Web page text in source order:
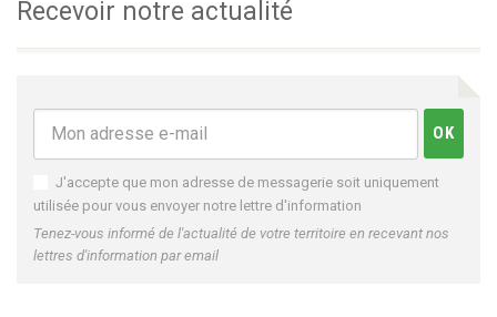
Recevoir notre actualité
J'accepte que mon adresse de messagerie soit uniquement
utilisée pour vous envoyer notre lettre d'information
Tenez-vous informé de l'actualité de votre territoire en recevant nos
lettres d'information par email